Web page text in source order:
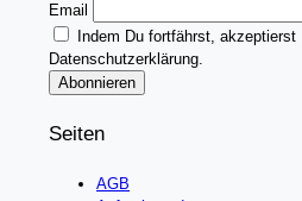
Email
Indem Du fortfährst, akzeptierst
Datenschutzerklärung.
Seiten
AGB